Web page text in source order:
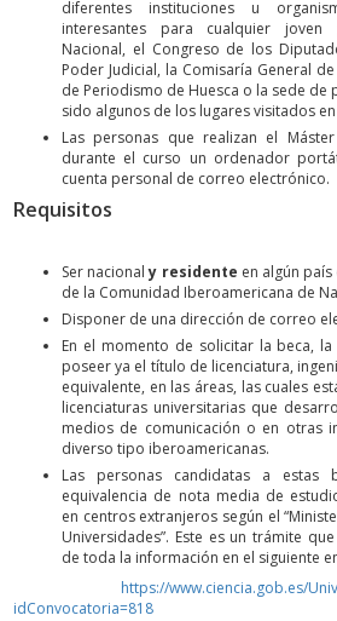
diferentes instituciones u
interesantes para cualquier joven
Nacional, el Congreso de los
Poder Judicial, la Comisaría General
de Periodismo de Huesca o la sede de
sido algunos de los lugares visitados
Las personas que realizan el
durante el curso un ordenador
cuenta personal de correo electrónico.
Requisitos
Ser nacionaly residente en algún
de la Comunidad Iberoamericana de
Disponer de una dirección de correo
En el momento de solicitar la beca,
poseer ya el título de licenciatura,
equivalente, en las áreas, las cuales
licenciaturas universitarias que
medios de comunicación o en otras
diverso tipo iberoamericanas.
Las personas candidatas a estas
equivalencia de nota media de
en centros extranjeros según el
Universidades”. Este es un trámite
de toda la información en el siguiente
https://www.ciencia.gob.es/
idConvocatoria=818